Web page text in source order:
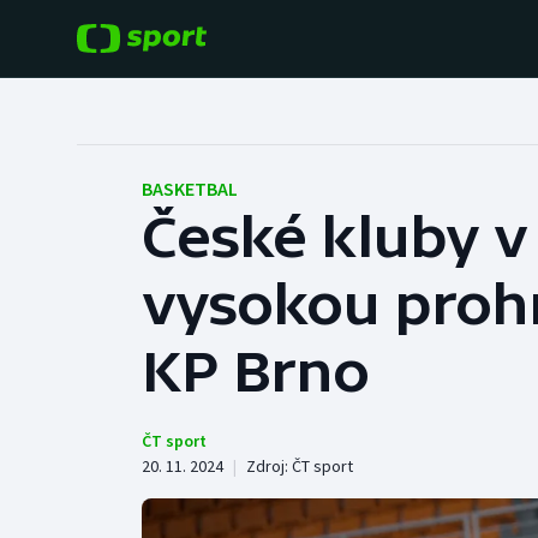
Hokej
Tenis
Atletika
Baseball a softbal
Basketbal
BASKETBAL
České kluby
vysokou
KP Brno
ČT sport
20. 11. 2024 | Zdroj: ČT sport